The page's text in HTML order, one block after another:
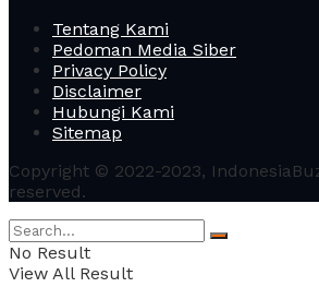
Tentang Kami
Pedoman Media Siber
Privacy Policy
Disclaimer
Hubungi Kami
Sitemap
Copyright © 2022-2023,
reserved.
No Result
View All Result